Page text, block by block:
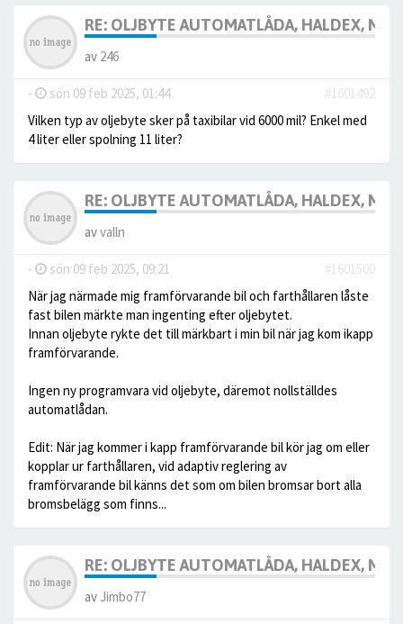
RE: OLJBYTE AUTOMATLÅDA, HALDEX, MM
av 246
- sön 09 feb 2025, 01:44
#1601492
Vilken typ av oljebyte sker på taxibilar vid 6000 mil? Enkel med
4 liter eller spolning 11 liter?
RE: OLJBYTE AUTOMATLÅDA, HALDEX, MM
avvalln
- sön 09 feb 2025, 09:21
#1601500
När jag närmade mig framförvarande bil och farthållaren låste
fast bilen märkte man ingenting efter oljebytet.
Innan oljebyte rykte det till märkbart i min bil när jag kom ikapp
framförvarande.
Ingen ny programvara vid oljebyte, däremot nollställdes
automatlådan.
Edit: När jag kommer i kapp framförvarande bil kör jag om eller
kopplar ur farthållaren, vid adaptiv reglering av
framförvarande bil känns det som om bilen bromsar bort alla
bromsbelägg som finns...
RE: OLJBYTE AUTOMATLÅDA, HALDEX, MM
av Jimbo77